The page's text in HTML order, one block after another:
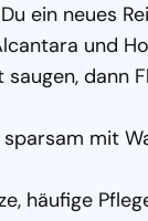
ein neues
und
saugen, dann
mit
häufige